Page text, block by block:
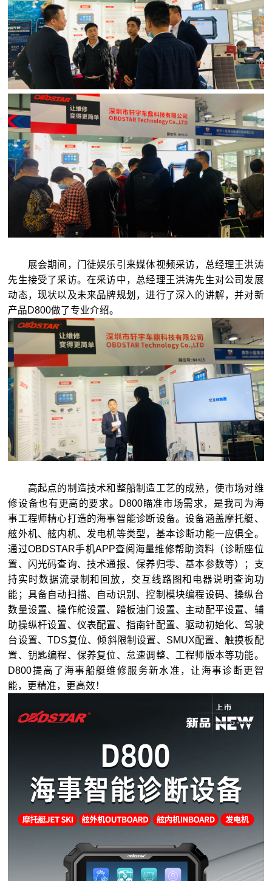
展会期间，门徒娱乐引来媒体视频采访，总经理王洪涛
先生接受了采访。在采访中，总经理王洪涛先生对公司发展
动态，现状以及未来品牌规划，进行了深入的讲解，并对新
产品D800做了专业介绍。
高起点的制造技术和整船制造工艺的成熟，使市场对维
修设备也有更高的要求。D800瞄准市场需求，是我司为海
事工程师精心打造的海事智能诊断设备。设备涵盖摩托艇、
舷外机、舷内机、发电机等类型，基本诊断功能一应俱全。
通过OBDSTAR手机APP查阅海量维修帮助资料（诊断座位
置、闪光码查询、技术通报、保养归零、基本参数等）；支
持实时数据流录制和回放，交互线路图和电器说明查询功
能；具备自动扫描、自动识别、控制模块编程设码、操纵台
数量设置、操作舵设置、踏板油门设置、主动配平设置、辅
助操纵杆设置、仪表配置、指南针配置、驱动初始化、驾驶
台设置、TDS复位、倾斜限制设置、SMUX配置、触摸板配
置、钥匙编程、保养复位、怠速调整、工程师版本等功能。
D800提高了海事船艇维修服务新水准，让海事诊断更智
能，更精准，更高效！